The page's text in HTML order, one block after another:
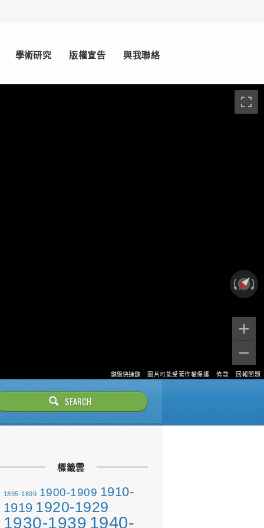
學術研究 版權宣告 與我聯絡
鍵盤快速鍵 圖片可能受著作權保護 條款 回報問題
標籤雲
1895-1899 1900-1909 1910-
1919 1920-1929
1930-1939 1940-